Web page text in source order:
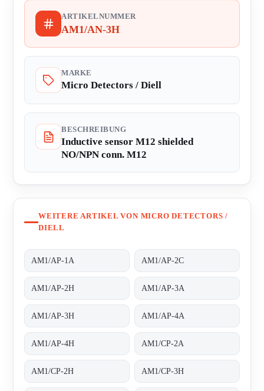
ARTIKELNUMMER
AM1/AN-3H
MARKE
Micro Detectors / Diell
BESCHREIBUNG
Inductive sensor M12 shielded
NO/NPN conn. M12
WEITERE ARTIKEL VON MICRO DETECTORS /
DIELL
AM1/AP-1A AM1/AP-2C
AM1/AP-2H AM1/AP-3A
AM1/AP-3H AM1/AP-4A
AM1/AP-4H AM1/CP-2A
AM1/CP-2H AM1/CP-3H